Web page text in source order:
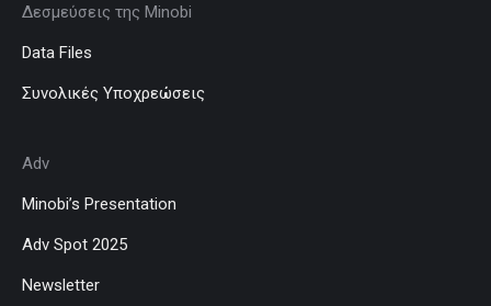
Δεσμεύσεις της Minobi
Data Files
Συνολικές Υποχρεώσεις
Adv
Minobi’s Presentation
Adv Spot 2025
Newsletter